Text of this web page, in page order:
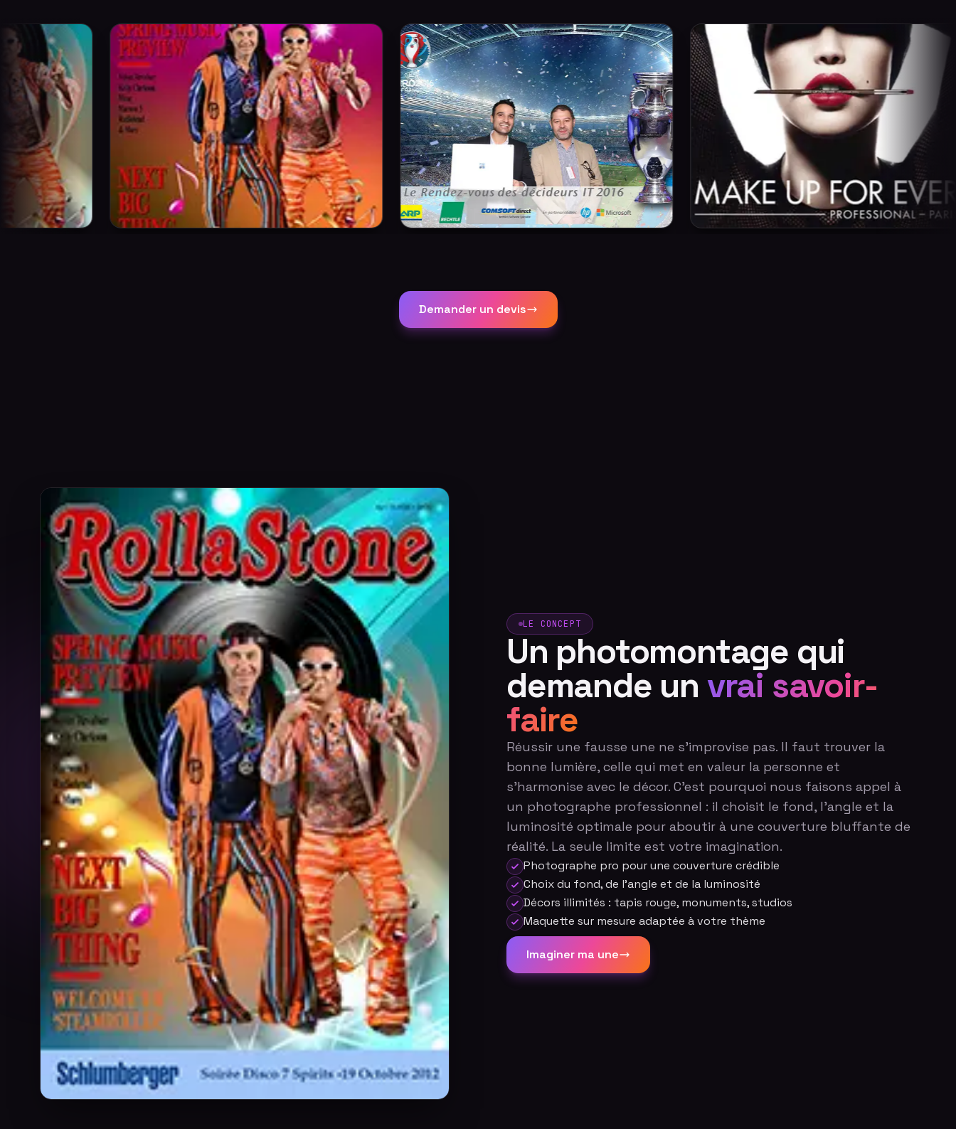
Demander un devis
LE CONCEPT
Un photomontage qui
demande un vrai savoir-
faire
Réussir une fausse une ne s'improvise pas. Il faut trouver la
bonne lumière, celle qui met en valeur la personne et
s'harmonise avec le décor. C'est pourquoi nous faisons appel à
un photographe professionnel : il choisit le fond, l'angle et la
luminosité optimale pour aboutir à une couverture bluffante de
réalité. La seule limite est votre imagination.
Photographe pro pour une couverture crédible
Choix du fond, de l'angle et de la luminosité
Décors illimités : tapis rouge, monuments, studios
Maquette sur mesure adaptée à votre thème
Imaginer ma une